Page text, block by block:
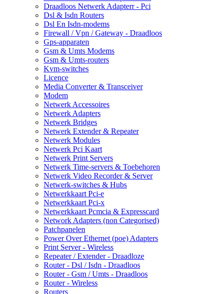
Draadloos Netwerk Adapterr - Pci
Dsl & Isdn Routers
Dsl En Isdn-modems
Firewall / Vpn / Gateway - Draadloos
Gps-apparaten
Gsm & Umts Modems
Gsm & Umts-routers
Kvm-switches
Licence
Media Converter & Transceiver
Modem
Netwerk Accessoires
Netwerk Adapters
Netwerk Bridges
Netwerk Extender & Repeater
Netwerk Modules
Netwerk Pci Kaart
Netwerk Print Servers
Netwerk Time-servers & Toebehoren
Netwerk Video Recorder & Server
Netwerk-switches & Hubs
Netwerkkaart Pci-e
Netwerkkaart Pci-x
Netwerkkaart Pcmcia & Expresscard
Network Adapters (non Categorised)
Patchpanelen
Power Over Ethernet (poe) Adapters
Print Server - Wireless
Repeater / Extender - Draadloze
Router - Dsl / Isdn - Draadloos
Router - Gsm / Umts - Draadloos
Router - Wireless
Routers